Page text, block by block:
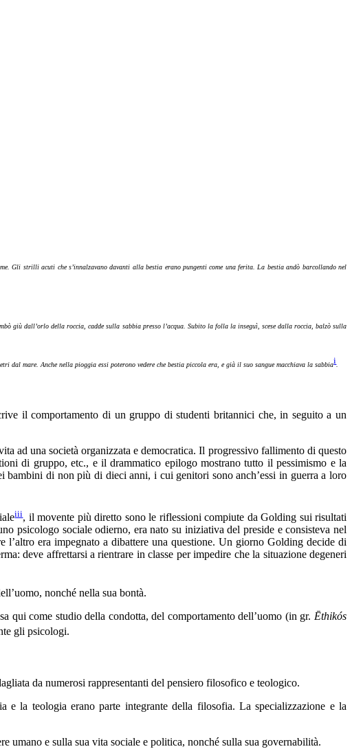
Gli strilli acuti che s’innalzavano davanti alla bestia erano pungenti come una ferita. La bestia andò barcollando nel
dall’orlo della roccia, cadde sulla sabbia presso l’acqua. Subito la folla la inseguì, scese dalla roccia, balzò sulla
mare. Anche nella pioggia essi poterono vedere che bestia piccola era, e già il suo sangue macchiava la sabbiai.
il comportamento di un gruppo di studenti britannici che, in seguito a un
ad una società organizzata e democratica. Il progressivo fallimento di questo
di gruppo, etc., e il drammatico epilogo mostrano tutto il pessimismo e la
bambini di non più di dieci anni, i cui genitori sono anch’essi in guerra a loro
iii, il movente più diretto sono le riflessioni compiute da Golding sui risultati
psicologo sociale odierno, era nato su iniziativa del preside e consisteva nel
era impegnato a dibattere una questione. Un giorno Golding decide di
deve affrettarsi a rientrare in classe per impedire che la situazione degeneri
nonché nella sua bontà.
qui come studio della condotta, del comportamento dell’uomo (in gr. Ēthikós
gli psicologi.
da numerosi rappresentanti del pensiero filosofico e teologico.
la teologia erano parte integrante della filosofia. La specializzazione e la
umano e sulla sua vita sociale e politica, nonché sulla sua governabilità.